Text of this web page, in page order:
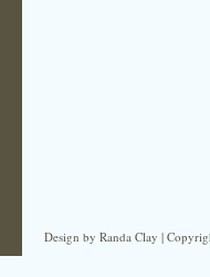
Design by Randa Clay |